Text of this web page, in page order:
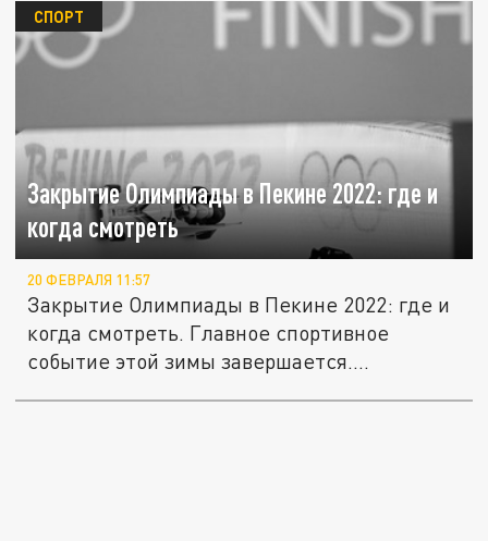
Закрытие Олимпиады в Пекине 2022: где и
когда смотреть
СПОРТ
20 ФЕВРАЛЯ 11:57
Закрытие Олимпиады в Пекине 2022: где и
когда смотреть. Главное спортивное
событие этой зимы завершается....